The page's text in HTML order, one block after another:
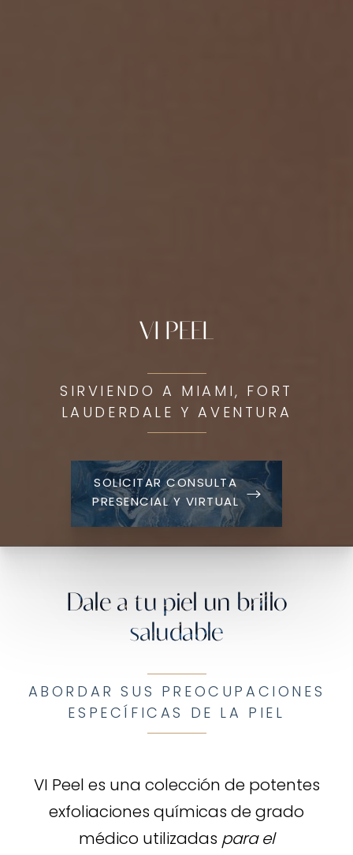
VI PEEL
SIRVIENDO A MIAMI, FORT
LAUDERDALE Y AVENTURA
SOLICITAR CONSULTA
PRESENCIAL Y VIRTUAL
Dale a tu piel un brillo
saludable
ABORDAR SUS PREOCUPACIONES
ESPECÍFICAS DE LA PIEL
VI Peel es una colección de potentes
exfoliaciones químicas de grado
médico utilizadas para el